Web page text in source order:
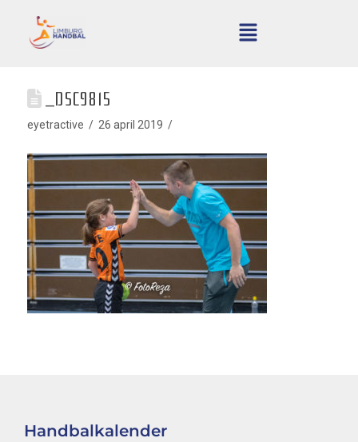
_DSC9815
eyetractive 26 april 2019
Handbalkalender